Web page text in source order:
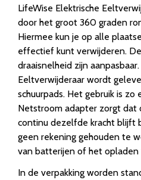
LifeWise Elektrische
door het groot 360 graden
Hiermee kun je op alle
effectief kunt verwijderen.
draaisnelheid zijn
Eeltverwijderaar wordt
schuurpads. Het gebruik is zo
Netstroom adapter zorgt dat
continu dezelfde kracht blijft
geen rekening gehouden te
van batterijen of het opladen
In de verpakking worden